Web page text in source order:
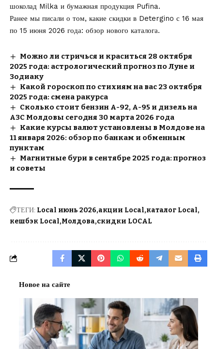
шоколад Milka и бумажная продукция Pufina.
Ранее мы писали о том, какие скидки в Detergino с 16 мая
по 15 июня 2026 года: обзор нового каталога.
Можно ли стричься и краситься 28 октября
2025 года: астрологический прогноз по Луне и
Зодиаку
Какой гороскоп по стихиям на вас 23 октября
2025 года: смена ракурса
Сколько стоит бензин А-92, А-95 и дизель на
АЗС Молдовы сегодня 30 марта 2026 года
Какие курсы валют установлены в Молдове на
11 января 2026: обзор по банкам и обменным
пунктам
Магнитные бури в сентябре 2025 года: прогноз
и советы
ТЕГИ: Local июнь 2026 акции Local каталог Local
кешбэк Local Молдова скидки LOCAL
Новое на сайте